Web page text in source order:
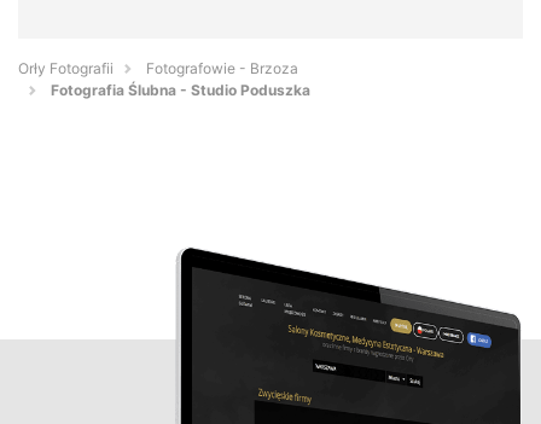
Orły Fotografii
Fotografowie - Brzoza
Fotografia Ślubna - Studio Poduszka